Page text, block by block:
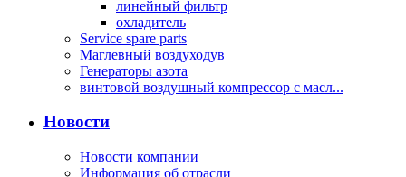
линейный фильтр
охладитель
Service spare parts
Маглевный воздуходув
Генераторы азота
винтовой воздушный компрессор с масл...
Новости
Новости компании
Информация об отрасли